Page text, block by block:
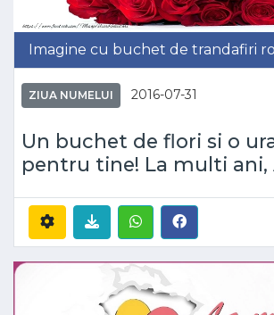
Imagine cu buchet de trandafiri
ZIUA NUMELUI 2016-07-31
Un buchet de flori si o
pentru tine! La multi ani,